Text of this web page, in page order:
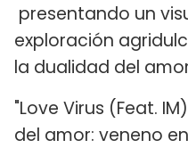
presentando un
exploración
la dualidad del
"Love Virus (Feat.
del amor: veneno